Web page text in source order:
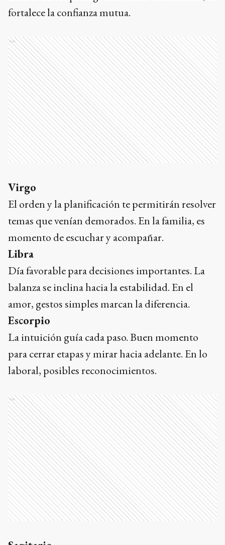
fortalece la confianza mutua.
Ads
Virgo
El orden y la planificación te permitirán resolver
temas que venían demorados. En la familia, es
momento de escuchar y acompañar.
Libra
Día favorable para decisiones importantes. La
balanza se inclina hacia la estabilidad. En el
amor, gestos simples marcan la diferencia.
Escorpio
La intuición guía cada paso. Buen momento
para cerrar etapas y mirar hacia adelante. En lo
laboral, posibles reconocimientos.
Ads